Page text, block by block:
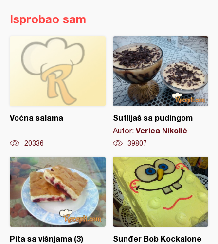
Isprobao sam
Voćna salama
20336
Sutlijaš sa pudingom
Autor: Verica Nikolić
39807
Pita sa višnjama (3) Sunđer Bob Kockalone